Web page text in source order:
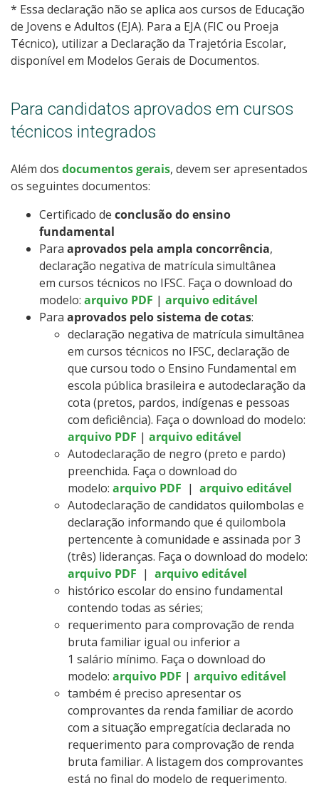
* Essa declaração não se aplica aos cursos de Educação
de Jovens e Adultos (EJA). Para a EJA (FIC ou Proeja
Técnico), utilizar a Declaração da Trajetória Escolar,
disponível em Modelos Gerais de Documentos.
Para candidatos aprovados em cursos
técnicos integrados
Além dos documentos gerais, devem ser apresentados
os seguintes documentos:
Certificado de conclusão do ensino
fundamental
Para aprovados pela ampla concorrência,
declaração negativa de matrícula simultânea
em cursos técnicos no IFSC. Faça o download do
modelo: arquivo PDF | arquivo editável
Para aprovados pelo sistema de cotas:
declaração negativa de matrícula simultânea
em cursos técnicos no IFSC, declaração de
que cursou todo o Ensino Fundamental em
escola pública brasileira e autodeclaração da
cota (pretos, pardos, indígenas e pessoas
com deficiência). Faça o download do modelo:
arquivo PDF | arquivo editável
Autodeclaração de negro (preto e pardo)
preenchida. Faça o download do
modelo: arquivo PDF | arquivo editável
Autodeclaração de candidatos quilombolas e
declaração informando que é quilombola
pertencente à comunidade e assinada por 3
(três) lideranças. Faça o download do modelo:
arquivo PDF | arquivo editável
histórico escolar do ensino fundamental
contendo todas as séries;
requerimento para comprovação de renda
bruta familiar igual ou inferior a
1 salário mínimo. Faça o download do
modelo: arquivo PDF | arquivo editável
também é preciso apresentar os
comprovantes da renda familiar de acordo
com a situação empregatícia declarada no
requerimento para comprovação de renda
bruta familiar. A listagem dos comprovantes
está no final do modelo de requerimento.